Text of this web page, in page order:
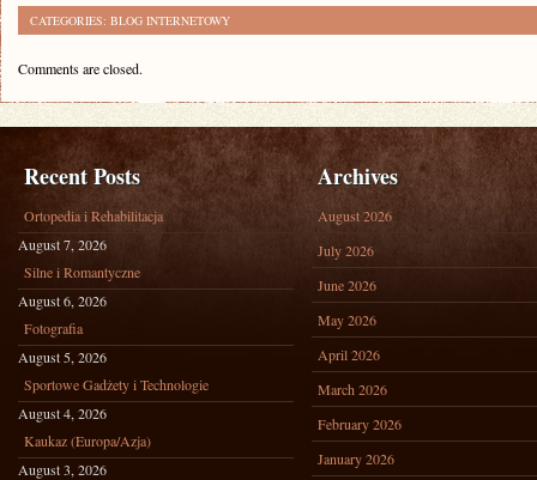
CATEGORIES: BLOG INTERNETOWY
Comments are closed.
Recent Posts
Ortopedia i Rehabilitacja
August 7, 2026
Silne i Romantyczne
August 6, 2026
Fotografia
August 5, 2026
Sportowe Gadżety i Technologie
August 4, 2026
Kaukaz (Europa/Azja)
August 3, 2026
Archives
August 2026
July 2026
June 2026
May 2026
April 2026
March 2026
February 2026
January 2026